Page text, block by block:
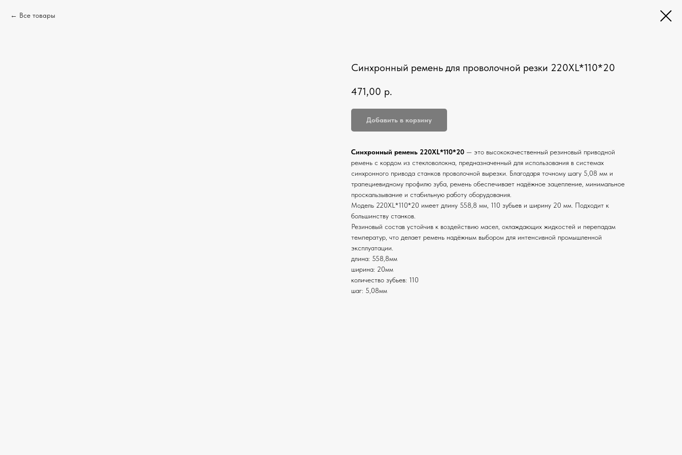
Все товары
Синхронный ремень для проволочной резки 220XL*110*20
471,00 р.
Добавить в корзину
Синхронный ремень 220XL*110*20 — это высококачественный резиновый приводной
ремень с кордом из стекловолокна, предназначенный для использования в системах
синхронного привода станков проволочной вырезки. Благодаря точному шагу 5,08 мм и
трапециевидному профилю зуба, ремень обеспечивает надёжное зацепление, минимальное
проскальзывание и стабильную работу оборудования.
Модель 220XL*110*20 имеет длину 558,8 мм, 110 зубьев и ширину 20 мм. Подходит к
большинству станков.
Резиновый состав устойчив к воздействию масел, охлаждающих жидкостей и перепадам
температур, что делает ремень надёжным выбором для интенсивной промышленной
эксплуатации.
длина: 558,8мм
ширина: 20мм
количество зубьев: 110
шаг: 5,08мм